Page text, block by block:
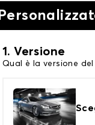
1. Versione
Qual è la versione